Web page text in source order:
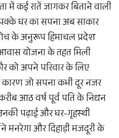
में कई रातें जागकर बिताने वाली
घर का सपना अब साकार
के अनुरूप हिमाचल प्रदेश
योजना के तहत मिली
को अपने परिवार के लिए
जो सपना कभी दूर नजर
आठ वर्ष पूर्व पति के निधन
पढ़ाई और घर-गृहस्थी
मनरेगा और दिहाड़ी मजदूरी के